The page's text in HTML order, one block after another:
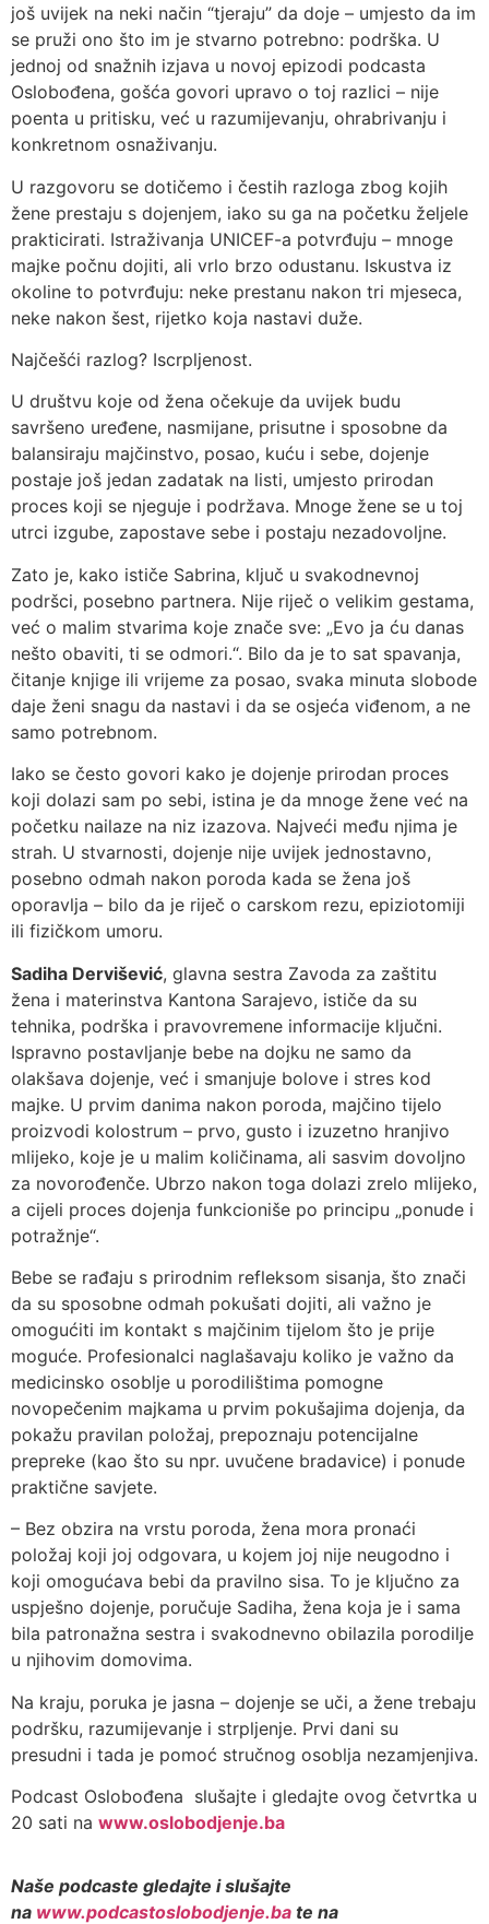
još uvijek na neki način “tjeraju” da doje – umjesto da im
se pruži ono što im je stvarno potrebno: podrška. U
jednoj od snažnih izjava u novoj epizodi podcasta
Oslobođena, gošća govori upravo o toj razlici – nije
poenta u pritisku, već u razumijevanju, ohrabrivanju i
konkretnom osnaživanju.
U razgovoru se dotičemo i čestih razloga zbog kojih
žene prestaju s dojenjem, iako su ga na početku željele
prakticirati. Istraživanja UNICEF-a potvrđuju – mnoge
majke počnu dojiti, ali vrlo brzo odustanu. Iskustva iz
okoline to potvrđuju: neke prestanu nakon tri mjeseca,
neke nakon šest, rijetko koja nastavi duže.
Najčešći razlog? Iscrpljenost.
U društvu koje od žena očekuje da uvijek budu
savršeno uređene, nasmijane, prisutne i sposobne da
balansiraju majčinstvo, posao, kuću i sebe, dojenje
postaje još jedan zadatak na listi, umjesto prirodan
proces koji se njeguje i podržava. Mnoge žene se u toj
utrci izgube, zapostave sebe i postaju nezadovoljne.
Zato je, kako ističe Sabrina, ključ u svakodnevnoj
podršci, posebno partnera. Nije riječ o velikim gestama,
već o malim stvarima koje znače sve: „Evo ja ću danas
nešto obaviti, ti se odmori.“. Bilo da je to sat spavanja,
čitanje knjige ili vrijeme za posao, svaka minuta slobode
daje ženi snagu da nastavi i da se osjeća viđenom, a ne
samo potrebnom.
Iako se često govori kako je dojenje prirodan proces
koji dolazi sam po sebi, istina je da mnoge žene već na
početku nailaze na niz izazova. Najveći među njima je
strah. U stvarnosti, dojenje nije uvijek jednostavno,
posebno odmah nakon poroda kada se žena još
oporavlja – bilo da je riječ o carskom rezu, epiziotomiji
ili fizičkom umoru.
Sadiha Dervišević, glavna sestra Zavoda za zaštitu
žena i materinstva Kantona Sarajevo, ističe da su
tehnika, podrška i pravovremene informacije ključni.
Ispravno postavljanje bebe na dojku ne samo da
olakšava dojenje, već i smanjuje bolove i stres kod
majke. U prvim danima nakon poroda, majčino tijelo
proizvodi kolostrum – prvo, gusto i izuzetno hranjivo
mlijeko, koje je u malim količinama, ali sasvim dovoljno
za novorođenče. Ubrzo nakon toga dolazi zrelo mlijeko,
a cijeli proces dojenja funkcioniše po principu „ponude i
potražnje“.
Bebe se rađaju s prirodnim refleksom sisanja, što znači
da su sposobne odmah pokušati dojiti, ali važno je
omogućiti im kontakt s majčinim tijelom što je prije
moguće. Profesionalci naglašavaju koliko je važno da
medicinsko osoblje u porodilištima pomogne
novopečenim majkama u prvim pokušajima dojenja, da
pokažu pravilan položaj, prepoznaju potencijalne
prepreke (kao što su npr. uvučene bradavice) i ponude
praktične savjete.
– Bez obzira na vrstu poroda, žena mora pronaći
položaj koji joj odgovara, u kojem joj nije neugodno i
koji omogućava bebi da pravilno sisa. To je ključno za
uspješno dojenje, poručuje Sadiha, žena koja je i sama
bila patronažna sestra i svakodnevno obilazila porodilje
u njihovim domovima.
Na kraju, poruka je jasna – dojenje se uči, a žene trebaju
podršku, razumijevanje i strpljenje. Prvi dani su
presudni i tada je pomoć stručnog osoblja nezamjenjiva.
Podcast Oslobođena slušajte i gledajte ovog četvrtka u
20 sati na www.oslobodjenje.ba
Naše podcaste gledajte i slušajte
na www.podcastoslobodjenje.ba te na